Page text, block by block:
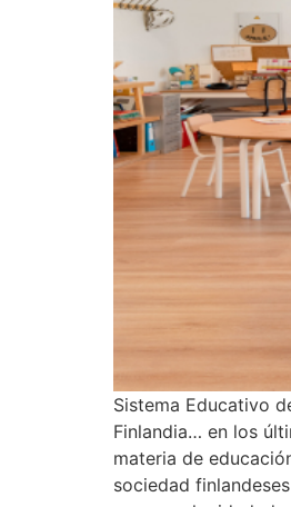
Sistema Educativo
Finlandia… en los
materia de
sociedad